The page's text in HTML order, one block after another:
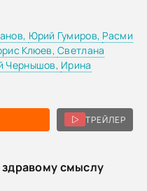
ТРЕЙЛЕР
Юрий Гумиров, Расми
Клюев,Светлана
Чернышов, Ирина
смыслу